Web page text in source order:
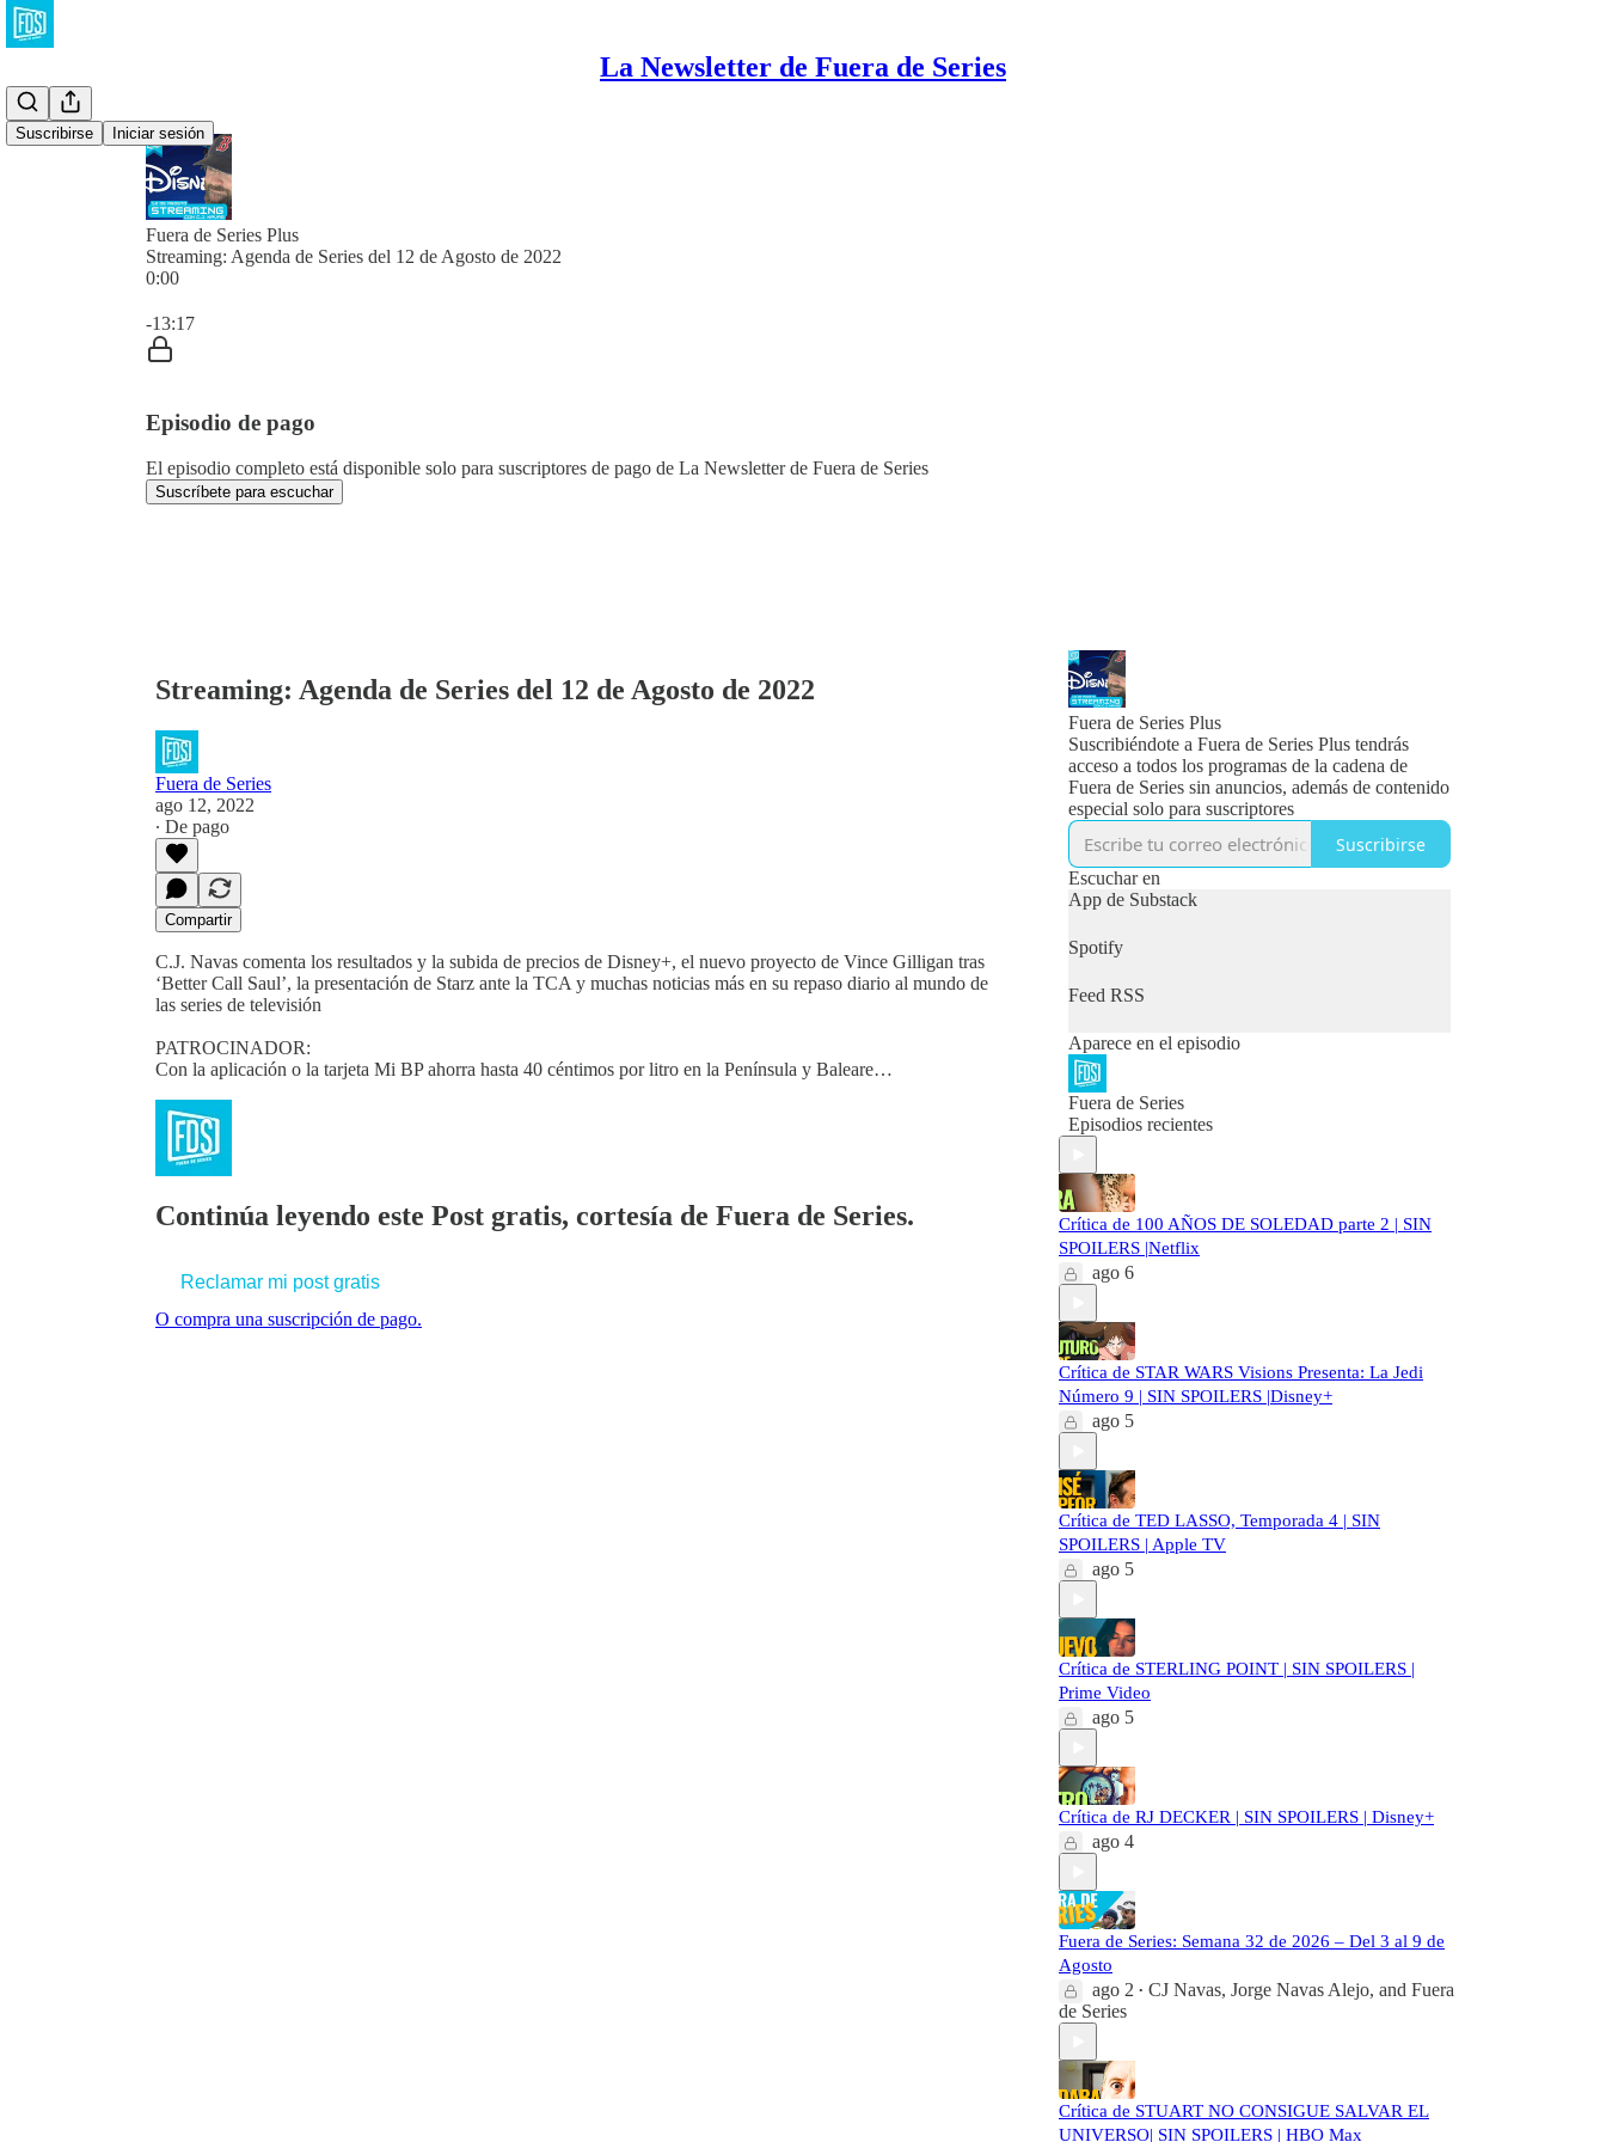
La Newsletter de Fuera de Series
Suscribirse Iniciar sesión
Fuera de Series Plus
Streaming: Agenda de Series del 12 de Agosto de 2022
0:00
-13:17
Episodio de pago
El episodio completo está disponible solo para suscriptores de pago de La Newsletter de Fuera de Series
Suscríbete para escuchar
Streaming: Agenda de Series del 12 de Agosto de 2022
Fuera de Series
ago 12, 2022
∙ De pago
Compartir
C.J. Navas comenta los resultados y la subida de precios de Disney+, el nuevo proyecto de Vince Gilligan tras
‘Better Call Saul’, la presentación de Starz ante la TCA y muchas noticias más en su repaso diario al mundo de
las series de televisión
PATROCINADOR:
Con la aplicación o la tarjeta Mi BP ahorra hasta 40 céntimos por litro en la Península y Baleare…
Continúa leyendo este Post gratis, cortesía de Fuera de Series.
Reclamar mi post gratis
O compra una suscripción de pago.
Fuera de Series Plus
Suscribiéndote a Fuera de Series Plus tendrás
acceso a todos los programas de la cadena de
Fuera de Series sin anuncios, además de contenido
especial solo para suscriptores
Suscribirse
Escuchar en
App de Substack
Spotify
Feed RSS
Aparece en el episodio
Fuera de Series
Episodios recientes
Crítica de 100 AÑOS DE SOLEDAD parte 2 | SIN
SPOILERS |Netflix
ago 6
Crítica de STAR WARS Visions Presenta: La Jedi
Número 9 | SIN SPOILERS |Disney+
ago 5
Crítica de TED LASSO, Temporada 4 | SIN
SPOILERS | Apple TV
ago 5
Crítica de STERLING POINT | SIN SPOILERS |
Prime Video
ago 5
Crítica de RJ DECKER | SIN SPOILERS | Disney+
ago 4
Fuera de Series: Semana 32 de 2026 – Del 3 al 9 de
Agosto
ago 2 • CJ Navas, Jorge Navas Alejo, and Fuera
de Series
Crítica de STUART NO CONSIGUE SALVAR EL
UNIVERSO| SIN SPOILERS | HBO Max